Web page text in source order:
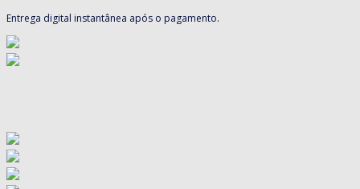
Entrega digital instantânea após o pagamento.